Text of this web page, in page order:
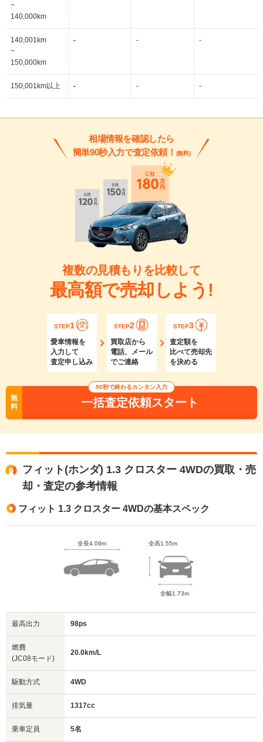
~
140,000km
140,001km
~
150,000km
- - -
150,001km以上 - - -
相場情報を確認したら
簡単90秒入力で査定依頼！ (無料)
複数の見積もりを比較して
最高額で売却しよう!
STEP1
愛車情報を
入力して
査定申し込み
STEP2
買取店から
電話、メール
でご連絡
STEP3
査定額を
比べて売却先
を決める
無
料
90秒で終わるカンタン入力
一括査定依頼スタート
フィット(ホンダ) 1.3 クロスター 4WDの買取・売
却・査定の参考情報
フィット 1.3 クロスター 4WDの基本スペック
全長4.09m 全高1.55m
全幅1.73m
最高出力 98ps
燃費
(JC08モード)
20.0km/L
駆動方式 4WD
排気量 1317cc
乗車定員 5名